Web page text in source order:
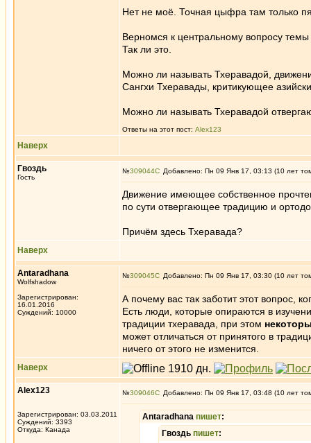
Нет не моё. Точная цыфра там только
Верномся к центральному вопросу
Так ли это.
Можно ли называть Тхеравадой,
Сангхи Тхеравады, критикующее
Можно ли называть Тхеравадой
Ответы на этот пост: Alex123
Наверх
Гвоздь
Гость
№309044 Добавлено: Пн 09 Янв 17, 03:13 (10 лет
Движение имеющее собственное
по сути отвергающее традицию и
Причём здесь Тхеравада?
Наверх
Antaradhana
Wolfshadow
Зарегистрирован:
16.01.2016
Суждений: 10000
№309045 Добавлено: Пн 09 Янв 17, 03:30 (10 лет
А почему вас так заботит этот вопрос,
Есть люди, которые опираются в
традиции тхеравада, при этом
может отличаться от принятого в
ничего от этого не изменится.
Наверх
Alex123
Зарегистрирован: 03.03.2011
Суждений: 3393
Откуда: Канада
№309046 Добавлено: Пн 09 Янв 17, 03:48 (10 лет
Antaradhana пишет:
Гвоздь пишет: